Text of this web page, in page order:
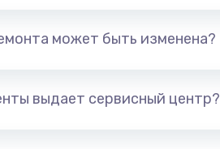
может быть изменена?
выдает сервисный центр?